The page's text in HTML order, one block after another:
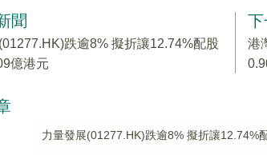
聞
跌逾8% 擬折讓12.74%配股
億港元
下
港
力量發展(01277.HK)跌逾8% 擬折讓12.74%